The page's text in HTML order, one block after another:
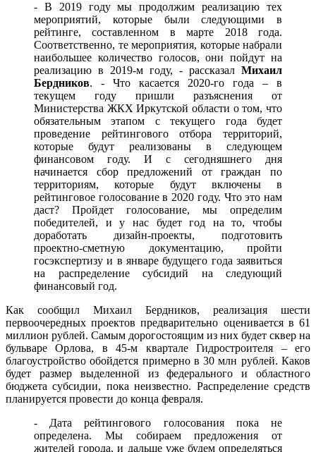
- В 2019 году мы продолжим реализацию тех
мероприятий, которые были следующими в
рейтинге, составленном в марте 2018 года.
Соответственно, те мероприятия, которые набрали
наибольшее количество голосов, они пойдут на
реализацию в 2019-м году, - рассказал Михаил
Бердников. - Что касается 2020-го года – в
текущем году пришли разъяснения от
Министерства ЖКХ Иркутской области о том, что
обязательным этапом с текущего года будет
проведение рейтингового отбора территорий,
которые будут реализованы в следующем
финансовом году. И с сегодняшнего дня
начинается сбор предложений от граждан по
территориям, которые будут включены в
рейтинговое голосование в 2020 году. Что это нам
даст? Пройдет голосование, мы определим
победителей, и у нас будет год на то, чтобы
доработать дизайн-проекты, подготовить
проектно-сметную документацию, пройти
госэкспертизу и в январе будущего года заявиться
на распределение субсидий на следующий
финансовый год.
Как сообщил Михаил Бердников, реализация шести
первоочередных проектов предварительно оценивается в 61
миллион рублей. Самым дорогостоящим из них будет сквер на
бульваре Орлова, в 45-м квартале Гидростроителя – его
благоустройство обойдется примерно в 30 млн рублей. Каков
будет размер выделенной из федерального и областного
бюджета субсидии, пока неизвестно. Распределение средств
планируется провести до конца февраля.
- Дата рейтингового голосования пока не
определена. Мы собираем предложения от
жителей города, и дальше уже будем определяться